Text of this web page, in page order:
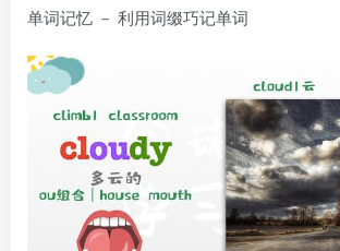
单词记忆 － 利用词缀巧记单词